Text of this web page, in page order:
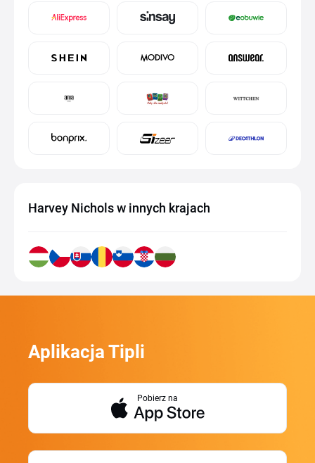
Harvey Nichols w innych krajach
Aplikacja Tipli
Pobierz na